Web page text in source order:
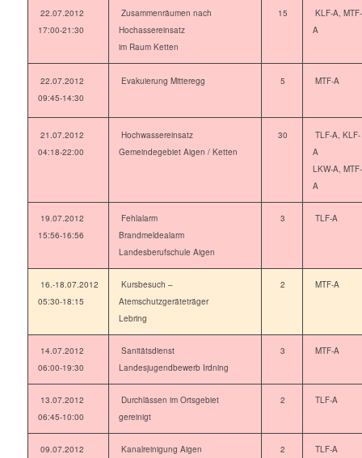
22.07.2012
17:00-21:30
Zusammenräumen nach
Hochassereinsatz
im Raum Ketten
15
KLF-A, MTF-
A
22.07.2012
09:45-14:30
Evakuierung Mitteregg 5 MTF-A
21.07.2012
04:18-22:00
Hochwassereinsatz
Gemeindegebiet Aigen / Ketten
30
TLF-A, KLF-
A
LKW-A, MTF-
A
19.07.2012
15:56-16:56
Fehlalarm
Brandmeldealarm
Landesberufschule Aigen
3 TLF-A
16.-18.07.2012
05:30-18:15
Kursbesuch –
Atemschutzgeräteträger
Lebring
2 MTF-A
14.07.2012
06:00-19:30
Sanitätsdienst
Landesjugendbewerb Irdning
3 MTF-A
13.07.2012
06:45-10:00
Durchlässen im Ortsgebiet
gereinigt
2 TLF-A
09.07.2012
Kanalreinigung Aigen 2 TLF-A